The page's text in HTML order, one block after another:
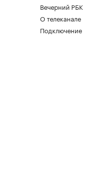
Вечерний РБК
О телеканале
Подключение